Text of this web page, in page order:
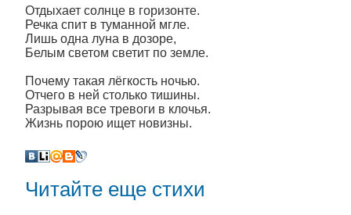
Отдыхает солнце в горизонте.
Речка спит в туманной мгле.
Лишь одна луна в дозоре,
Белым светом светит по земле.
Почему такая лёгкость ночью.
Отчего в ней столько тишины.
Разрывая все тревоги в клочья.
Жизнь порою ищет новизны.
Читайте еще стихи